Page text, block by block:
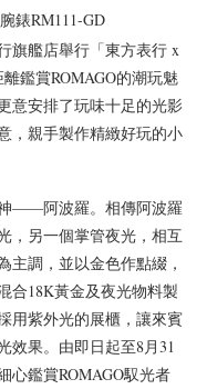
錶RM111-GD
旗艦店舉行「東方表行 x
鑑賞ROMAGO的潮玩魅
意安排了玩味十足的光影
，親手製作精緻好玩的小
——阿波羅。相傳阿波羅
，另一個掌管夜光，相互
主調，並以金色作點綴，
合18K黃金及夜光物料製
用紫外光的展櫃，讓來賓
效果。由即日起至8月31
心鑑賞ROMAGO馭光者